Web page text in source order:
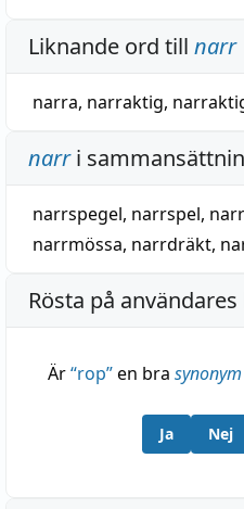
av någon, där narr nu
(jämför gäck) = danska
nyhögtyskaeinen zum
Liknande ord till narr
narra, narraktig,
narri
narrspegel, narrspel,
narrmössa, narrdräkt,
Rösta på
Är“rop”en bra synonym
Ja Nej